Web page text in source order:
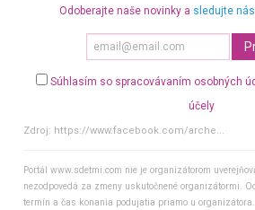
Odoberajte naše novinky a sledujte
Súhlasím so spracovávaním osobných
účely
Zdroj: https://www.facebook.com/arche...
Portál www.sdetmi.com nie je organizátorom
nezodpovedá za zmeny uskutočnené organizátormi.
termín a čas konania podujatia priamo u